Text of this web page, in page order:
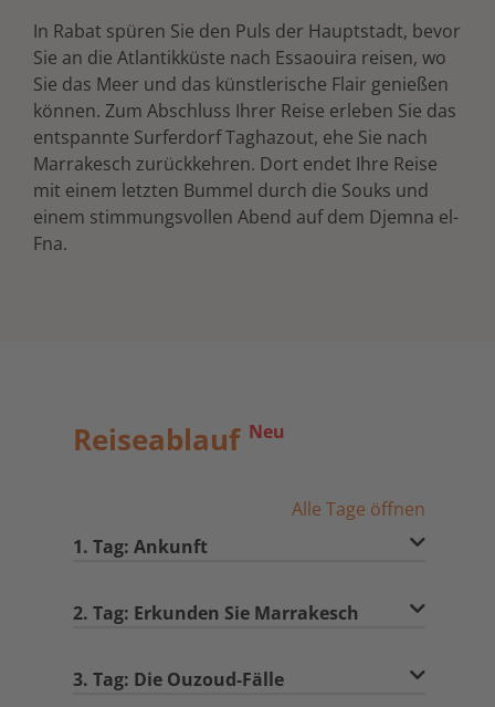
In Rabat spüren Sie den Puls der Hauptstadt, bevor
Sie an die Atlantikküste nach Essaouira reisen, wo
Sie das Meer und das künstlerische Flair genießen
können. Zum Abschluss Ihrer Reise erleben Sie das
entspannte Surferdorf Taghazout, ehe Sie nach
Marrakesch zurückkehren. Dort endet Ihre Reise
mit einem letzten Bummel durch die Souks und
einem stimmungsvollen Abend auf dem Djemna el-
Fna.
Reiseablauf Neu
Alle Tage öffnen
1. Tag: Ankunft
2. Tag: Erkunden Sie Marrakesch
3. Tag: Die Ouzoud-Fälle